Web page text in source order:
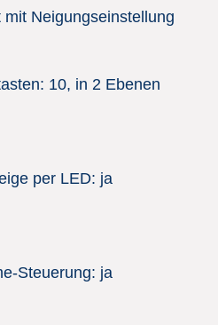
mit Neigungseinstellung
10, in 2 Ebenen
per LED: ja
Steuerung: ja